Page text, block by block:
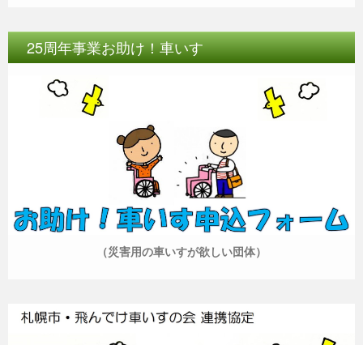
25周年事業お助け！車いす
（災害用の車いすが欲しい団体）